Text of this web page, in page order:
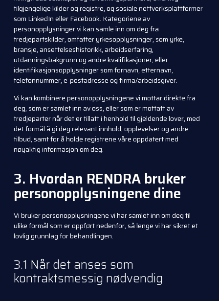
tilgjengelige kilder og registre, og sosiale nettverksplattformer
som LinkedIn eller Facebook. Kategoriene av
personopplysninger vi kan samle inn om deg fra
tredjepartskilder, omfatter yrkesopplysninger, som yrke,
bransje, ansettelseshistorikk, arbeidserfaring,
utdanningsbakgrunn og andre kvalifikasjoner, eller
identifikasjonsopplysninger som fornavn, etternavn,
telefonnummer, e-postadresse og firma/arbeidsgiver.
Vi kan kombinere personopplysningene vi mottar direkte fra
deg, som er samlet inn av oss, eller som er mottatt av
tredjeparter når det er tillatt i henhold til gjeldende lover, med
det formål å gi deg relevant innhold, opplevelser og andre
tilbud, samt for å holde registrene våre oppdatert med
nøyaktig informasjon om deg.
3. Hvordan RENDRA bruker
personopplysningene dine
Vi bruker personopplysningene vi har samlet inn om deg til
ulike formål som er oppført nedenfor, så lenge vi har sikret et
lovlig grunnlag for behandlingen.
3.1 Når det anses som
kontraktsmessig nødvendig